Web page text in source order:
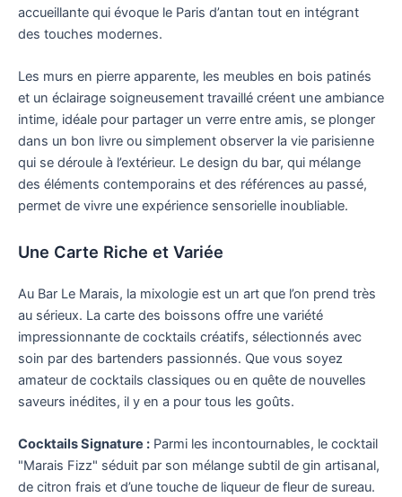
accueillante qui évoque le Paris d’antan tout en intégrant
des touches modernes.
Les murs en pierre apparente, les meubles en bois patinés
et un éclairage soigneusement travaillé créent une ambiance
intime, idéale pour partager un verre entre amis, se plonger
dans un bon livre ou simplement observer la vie parisienne
qui se déroule à l’extérieur. Le design du bar, qui mélange
des éléments contemporains et des références au passé,
permet de vivre une expérience sensorielle inoubliable.
Une Carte Riche et Variée
Au Bar Le Marais, la mixologie est un art que l’on prend très
au sérieux. La carte des boissons offre une variété
impressionnante de cocktails créatifs, sélectionnés avec
soin par des bartenders passionnés. Que vous soyez
amateur de cocktails classiques ou en quête de nouvelles
saveurs inédites, il y en a pour tous les goûts.
Cocktails Signature : Parmi les incontournables, le cocktail
"Marais Fizz" séduit par son mélange subtil de gin artisanal,
de citron frais et d’une touche de liqueur de fleur de sureau.